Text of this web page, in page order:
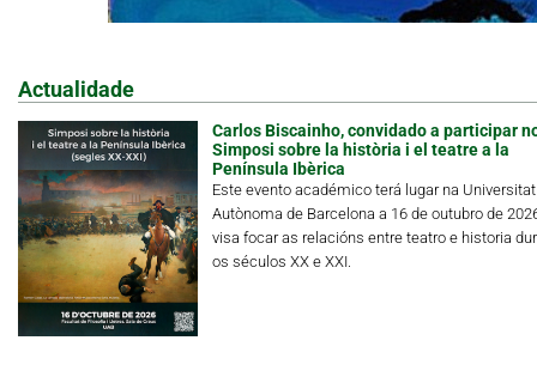
Actualidade
Carlos Biscainho, convidado a participar
Simposi sobre la història i el teatre a la
Península Ibèrica
Este evento académico terá lugar na Universitat
Autònoma de Barcelona a 16 de outubro de
visa focar as relacións entre teatro e historia
os séculos XX e XXI.